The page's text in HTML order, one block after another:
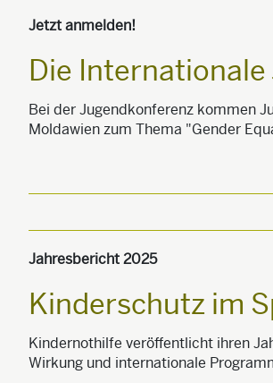
Jetzt anmelden!
Die
Bei der Jugendkonferenz kommen
Moldawien zum Thema "Gender
Jahresbericht 2025
Kinderschutz im
Kindernothilfe veröffentlicht ihren
Wirkung und internationale